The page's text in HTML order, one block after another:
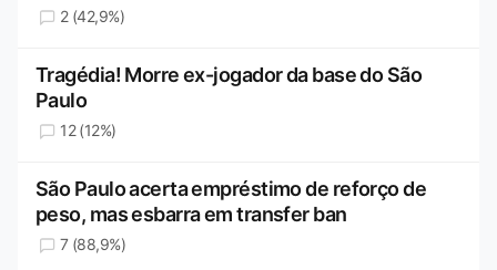
2 (42,9%)
Tragédia! Morre ex-jogador da base do São
Paulo
12 (12%)
São Paulo acerta empréstimo de reforço de
peso, mas esbarra em transfer ban
7 (88,9%)